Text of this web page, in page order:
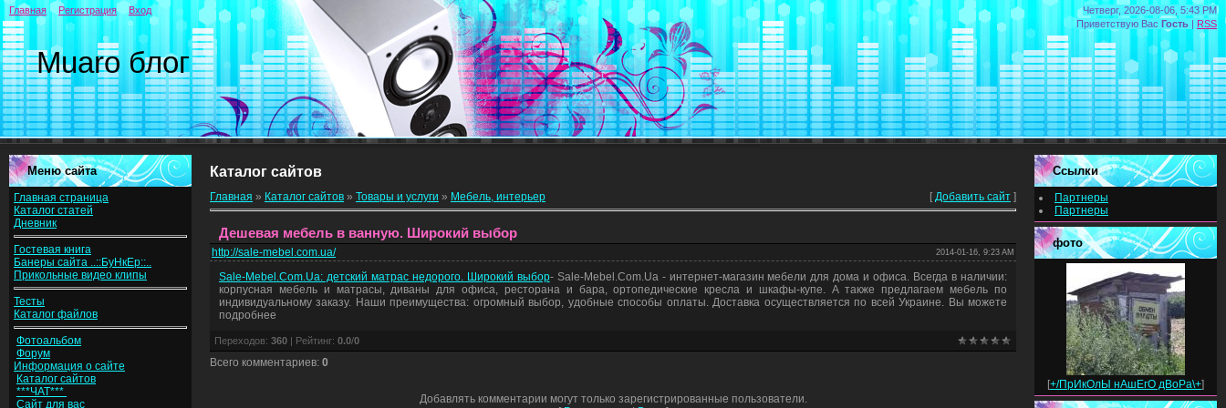
Четверг, 2026-08-06, 5:43 PM
Приветствую Вас Гость | RSS
Muaro блог
Главная Регистрация Вход
Меню сайта
Главная страница
Каталог статей
Дневник
Гостевая книга
Банеры сайта ..::БуНкЕр::..
Прикольные видео клипы
Тесты
Каталог файлов
Фотоальбом
Форум
Информация о сайте
Каталог сайтов
***ЧАТ***
Сайт для вас
Каталог сайтов
Главная » Каталог сайтов » Товары и услуги » Мебель, интерьер [ Добавить сайт ]
Дешевая мебель в ванную. Широкий выбор
http://sale-mebel.com.ua/ 2014-01-16, 9:23 AM
Sale-Mebel.Com.Ua: детский матрас недорого. Широкий выбор- Sale-Mebel.Com.Ua - интернет-магазин мебели для дома и офиса. Всегда в наличии:
корпусная мебель и матрасы, диваны для офиса, ресторана и бара, ортопедические кресла и шкафы-купе. А также предлагаем мебель по
индивидуальному заказу. Наши преимущества: огромный выбор, удобные способы оплаты. Доставка осуществляется по всей Украине. Вы можете
подробнее
Переходов: 360 | Рейтинг: 0.0/0
Всего комментариев: 0
Добавлять комментарии могут только зарегистрированные пользователи.
Ссылки
Партнеры
Партнеры
фото
[+/ПрИкОлЫ нАшЕгО дВоРа\+]